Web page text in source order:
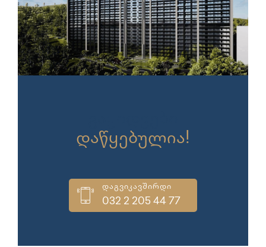
დაწყებულია!
დაგვიკავშირდი
032 2 205 44 77